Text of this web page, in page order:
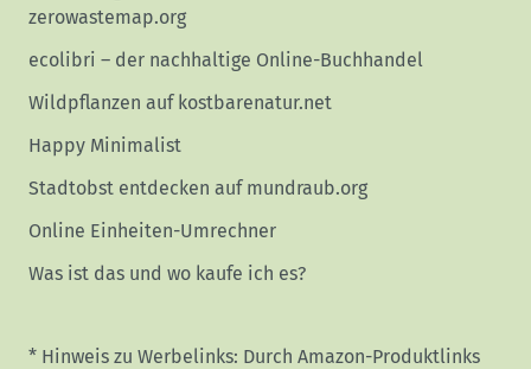
zerowastemap.org
ecolibri – der nachhaltige Online-Buchhandel
Wildpflanzen auf kostbarenatur.net
Happy Minimalist
Stadtobst entdecken auf mundraub.org
Online Einheiten-Umrechner
Was ist das und wo kaufe ich es?
* Hinweis zu Werbelinks: Durch Amazon-Produktlinks